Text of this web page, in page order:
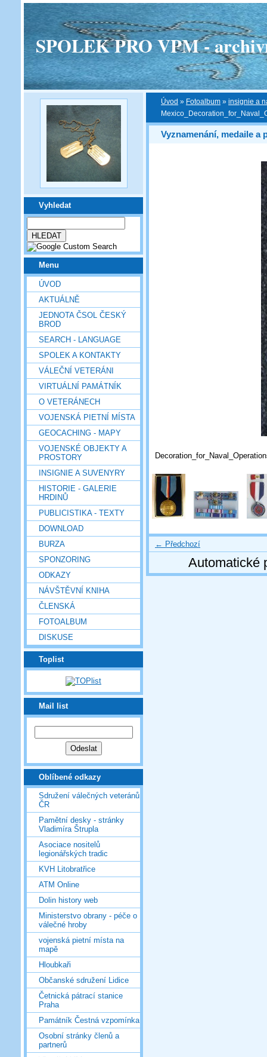
SPOLEK PRO VPM -
Vyhledat
Menu
ÚVOD
AKTUÁLNĚ
JEDNOTA ČSOL ČESKÝ
BROD
SEARCH - LANGUAGE
SPOLEK A KONTAKTY
VÁLEČNÍ VETERÁNI
VIRTUÁLNÍ PAMÁTNÍK
O VETERÁNECH
VOJENSKÁ PIETNÍ MÍSTA
GEOCACHING - MAPY
VOJENSKÉ OBJEKTY A
PROSTORY
INSIGNIE A SUVENYRY
HISTORIE - GALERIE
HRDINŮ
PUBLICISTIKA - TEXTY
DOWNLOAD
BURZA
SPONZORING
ODKAZY
NÁVŠTĚVNÍ KNIHA
ČLENSKÁ
FOTOALBUM
DISKUSE
Toplist
Mail list
Oblíbené odkazy
Sdružení válečných veteránů
ČR
Pamětní desky - stránky
Vladimíra Štrupla
Asociace nositelů
legionářských tradic
KVH Litobratřice
ATM Online
Dolin history web
Ministerstvo obrany - péče o
válečné hroby
vojenská pietní místa na
mapě
Hloubkaři
Občanské sdružení Lidice
Četnická pátrací stanice
Praha
Památník Čestná vzpomínka
Osobní stránky členů a
partnerů
Úvod » Fotoalbum » insignie a
Vyznamenání, medaile a
← Předchozí
Automatické